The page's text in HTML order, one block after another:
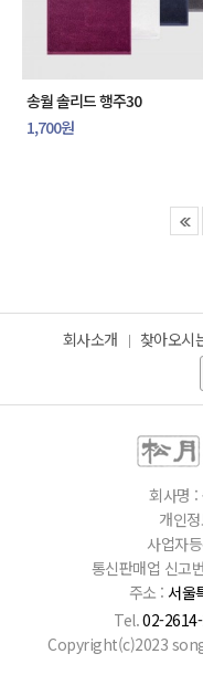
송월 솔리드 행주30
1,700원
회사소개 찾아오시
회사명 :
개인
사업자
통신판매업 신고
주소 : 서울
Tel.02-
Copyright(c)2023